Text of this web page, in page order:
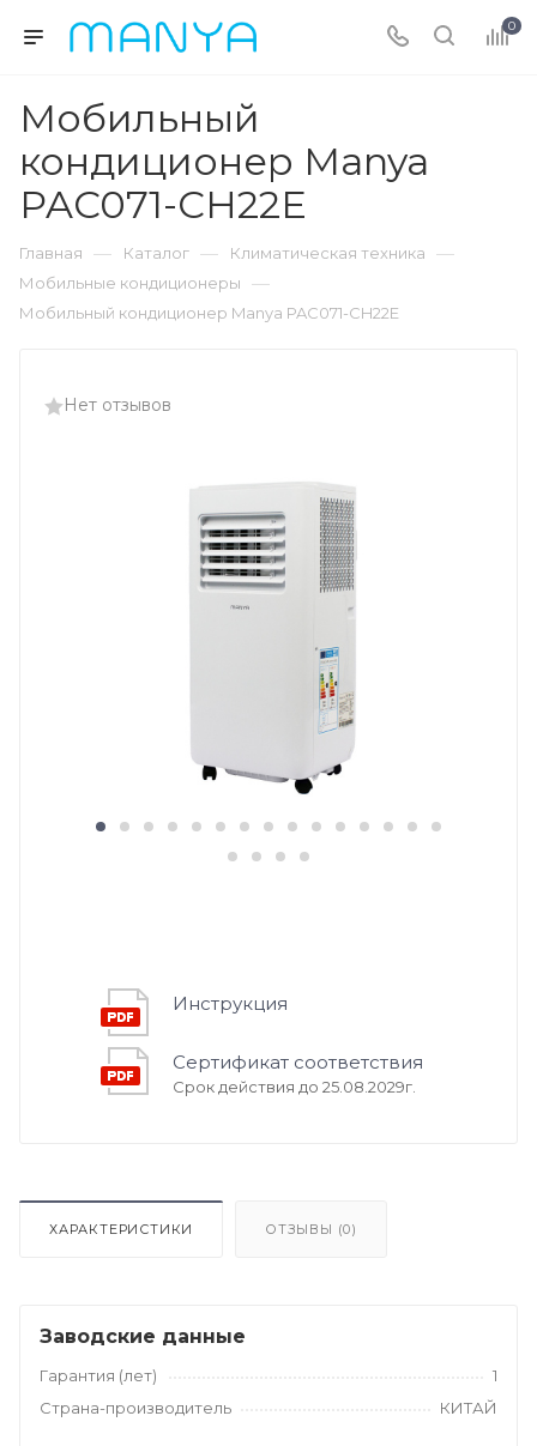
0
Мобильный
кондиционер Manya
PAC071-CH22E
Главная — Каталог — Климатическая техника —
Мобильные кондиционеры —
Мобильный кондиционер Manya PAC071-CH22E
Нет отзывов
Инструкция
Сертификат соответствия
Срок действия до 25.08.2029г.
ХАРАКТЕРИСТИКИ ОТЗЫВЫ (0)
Заводские данные
Гарантия (лет)
1
Страна-производитель
КИТАЙ